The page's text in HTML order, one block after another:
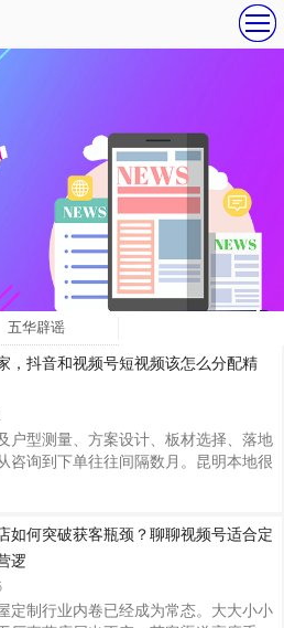
五华辟谣
，抖音和视频号短视频该怎么分配精
户型测量、方案设计、板材选择、落地
咨询到下单往往间隔数月。昆明本地很
，短视频重心放在抖音，还是视频号？
短视频运营服务众多定制商家的实操经
承担的职能完全可以分开规划。抖音适
掘潜在装修人群。正在交房、处于前期
主，习惯在抖音刷户型避坑、柜体设计
储物优化、衣柜避坑、不同板材优缺点
如何突破获客瓶颈？聊聊视频号适合定
逻
定制行业内卷已经成为常态。大大小小